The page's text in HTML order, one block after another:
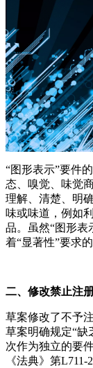
“图形表示”要件
态、嗅觉、味觉
理解、清楚、明
味或味道，例如
品。虽然“图形表
着“显著性”要求的
二、修改禁止注
草案修改了不予
草案明确规定“缺
次作为独立的要
《法典》第L711-2